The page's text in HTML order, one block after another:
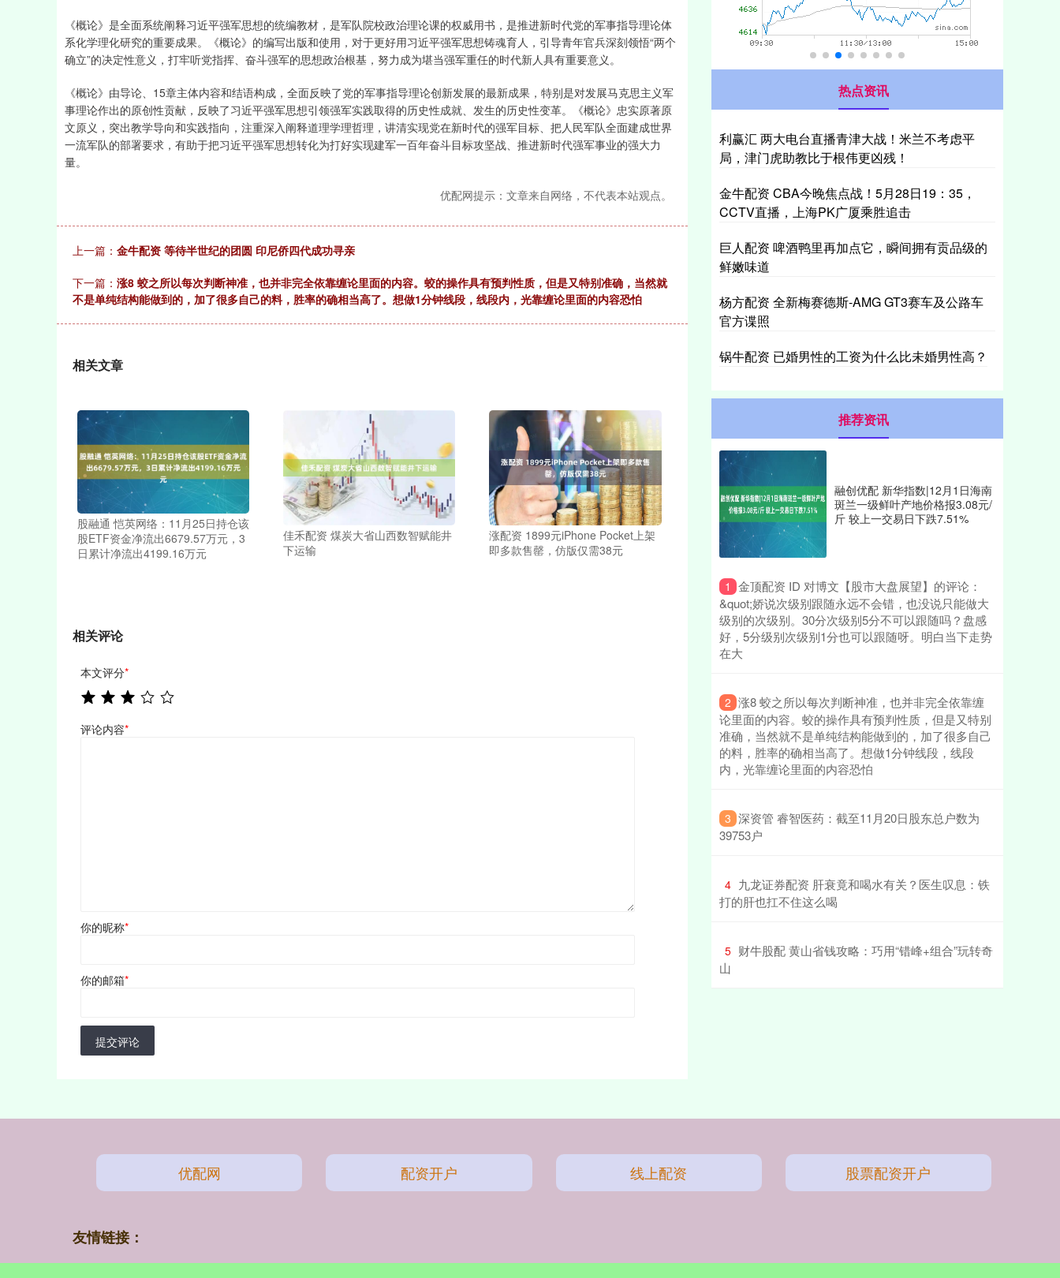
《概论》是全面系统阐释习近平强军思想的统编教材，是军队院校政治理论课的权威用书，是推进新时代党的军事指导理论体
系化学理化研究的重要成果。《概论》的编写出版和使用，对于更好用习近平强军思想铸魂育人，引导青年官兵深刻领悟“两个
确立”的决定性意义，打牢听党指挥、奋斗强军的思想政治根基，努力成为堪当强军重任的时代新人具有重要意义。
《概论》由导论、15章主体内容和结语构成，全面反映了党的军事指导理论创新发展的最新成果，特别是对发展马克思主义军
事理论作出的原创性贡献，反映了习近平强军思想引领强军实践取得的历史性成就、发生的历史性变革。《概论》忠实原著原
文原义，突出教学导向和实践指向，注重深入阐释道理学理哲理，讲清实现党在新时代的强军目标、把人民军队全面建成世界
一流军队的部署要求，有助于把习近平强军思想转化为打好实现建军一百年奋斗目标攻坚战、推进新时代强军事业的强大力
量。
优配网提示：文章来自网络，不代表本站观点。
上一篇： 金牛配资 等待半世纪的团圆 印尼侨四代成功寻亲
下一篇： 涨8 ​蛟之所以每次判断神准，也并非完全依靠缠论里面的内容。蛟的操作具有预判性质，但是又特别准确，当然就
不是单纯结构能做到的，加了很多自己的料，胜率的确相当高了。想做1分钟线段，线段内，光靠缠论里面的内容恐怕
相关文章
股融通 恺英网络：11月25日持仓该
股ETF资金净流出6679.57万元，3
日累计净流出4199.16万元
佳禾配资 煤炭大省山西数智赋能井
下运输
涨配资 1899元iPhone Pocket上架
即多款售罄，仿版仅需38元
相关评论
本文评分*
评论内容*
你的昵称*
你的邮箱*
提交评论
热点资讯
利赢汇 两大电台直播青津大战！米兰不考虑平
局，津门虎助教比于根伟更凶残！
金牛配资 CBA今晚焦点战！5月28日19：35，
CCTV直播，上海PK广厦乘胜追击
巨人配资 啤酒鸭里再加点它，瞬间拥有贡品级的
鲜嫩味道
杨方配资 全新梅赛德斯-AMG GT3赛车及公路车
官方谍照
锅牛配资 已婚男性的工资为什么比未婚男性高？
推荐资讯
融创优配 新华指数|12月1日海南
斑兰一级鲜叶产地价格报3.08元/
斤 较上一交易日下跌7.51%
1 ​金顶配资 ID 对博文【股市大盘展望】的评论：
&quot;娇说次级别跟随永远不会错，也没说只能做大
级别的次级别。30分次级别5分不可以跟随吗？盘感
好，5分级别次级别1分也可以跟随呀。明白当下走势
在大
2 ​涨8 ​蛟之所以每次判断神准，也并非完全依靠缠
论里面的内容。蛟的操作具有预判性质，但是又特别
准确，当然就不是单纯结构能做到的，加了很多自己
的料，胜率的确相当高了。想做1分钟线段，线段
内，光靠缠论里面的内容恐怕
3 ​深资管 睿智医药：截至11月20日股东总户数为
39753户
4 ​九龙证券配资 肝衰竟和喝水有关？医生叹息：铁
打的肝也扛不住这么喝
5 ​财牛股配 黄山省钱攻略：巧用“错峰+组合”玩转奇
山
优配网 配资开户 线上配资 股票配资开户
友情链接：